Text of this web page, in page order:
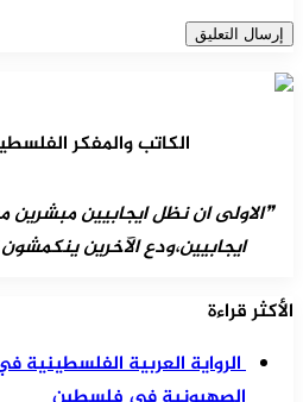
الكاتب والمفكر
❞الاولى ان نظل ايجابيين
ايجابيين،ودع الآخرين
الأكثر قراءة
الرواية العربية الفلسطينية